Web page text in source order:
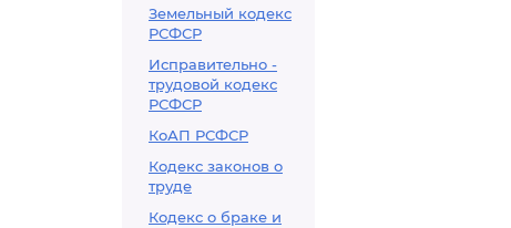
Земельный кодекс
РСФСР
Исправительно -
трудовой кодекс
РСФСР
КоАП РСФСР
Кодекс законов о
труде
Кодекс о браке и